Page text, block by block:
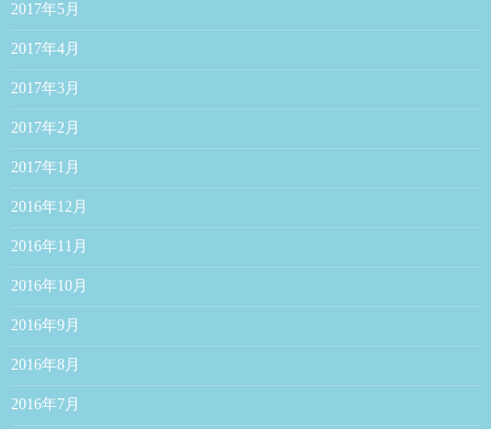
2017年5月
2017年4月
2017年3月
2017年2月
2017年1月
2016年12月
2016年11月
2016年10月
2016年9月
2016年8月
2016年7月